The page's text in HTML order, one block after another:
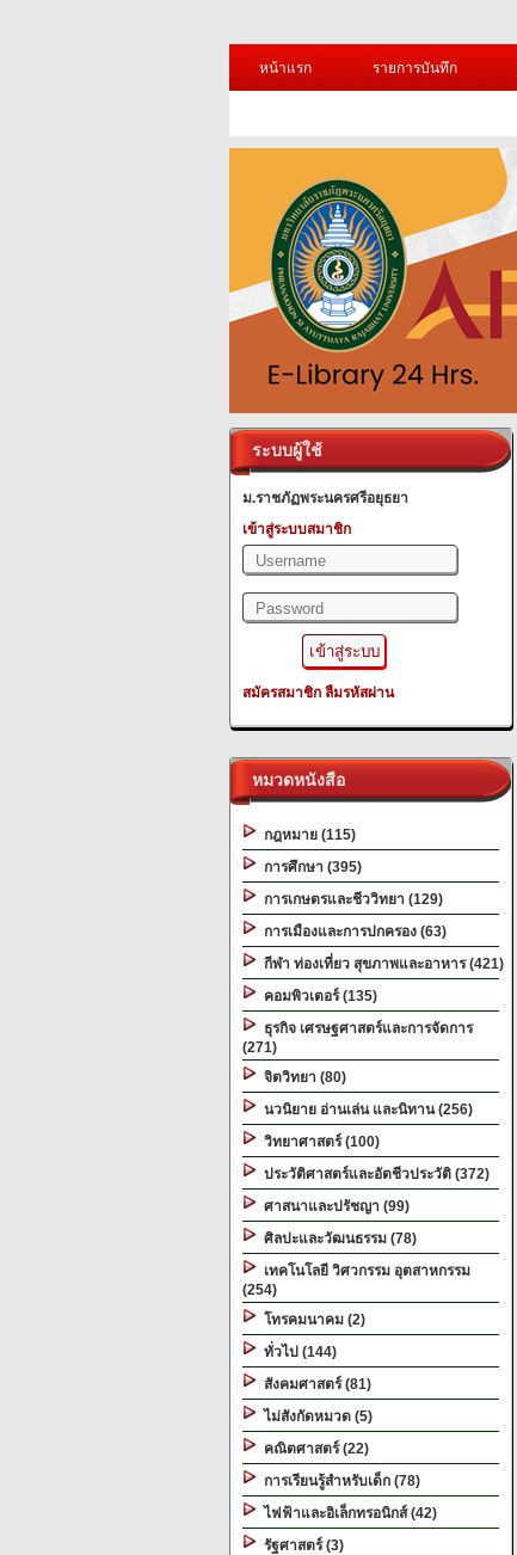
หน้าแรก
รายการบันทึก
ระบบผู้ใช้
ม.ราชภัฏพระนครศรีอยุธยา
เข้าสู่ระบบสมาชิก
สมัครสมาชิก ลืมรหัสผ่าน
หมวดหนังสือ
กฎหมาย (115)
การศึกษา (395)
การเกษตรและชีววิทยา (129)
การเมืองและการปกครอง (63)
กีฬา ท่องเที่ยว สุขภาพและอาหาร (421)
คอมพิวเตอร์ (135)
ธุรกิจ เศรษฐศาสตร์และการจัดการ
(271)
จิตวิทยา (80)
นวนิยาย อ่านเล่น และนิทาน (256)
วิทยาศาสตร์ (100)
ประวัติศาสตร์และอัตชีวประวัติ (372)
ศาสนาและปรัชญา (99)
ศิลปะและวัฒนธรรม (78)
เทคโนโลยี วิศวกรรม อุตสาหกรรม
(254)
โทรคมนาคม (2)
ทั่วไป (144)
สังคมศาสตร์ (81)
ไม่สังกัดหมวด (5)
คณิตศาสตร์ (22)
การเรียนรู้สำหรับเด็ก (78)
ไฟฟ้าและอิเล็กทรอนิกส์ (42)
รัฐศาสตร์ (3)